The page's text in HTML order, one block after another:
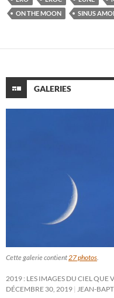
ON THE MOON
SINUS
GALERIES
Cette galerie contient 27 photos
2019 : LES IMAGES DU CIEL QUE
DÉCEMBRE 30, 2019
JEAN-